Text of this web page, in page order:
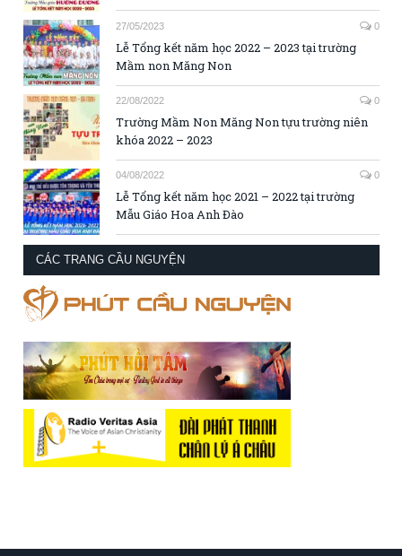
27/05/2023 0
Lễ Tổng kết năm học 2022 – 2023 tại trường
Mầm non Măng Non
22/08/2022 0
Trường Mầm Non Măng Non tựu trường niên
khóa 2022 – 2023
04/08/2022 0
Lễ Tổng kết năm học 2021 – 2022 tại trường
Mẫu Giáo Hoa Anh Đào
CÁC TRANG CẦU NGUYỆN